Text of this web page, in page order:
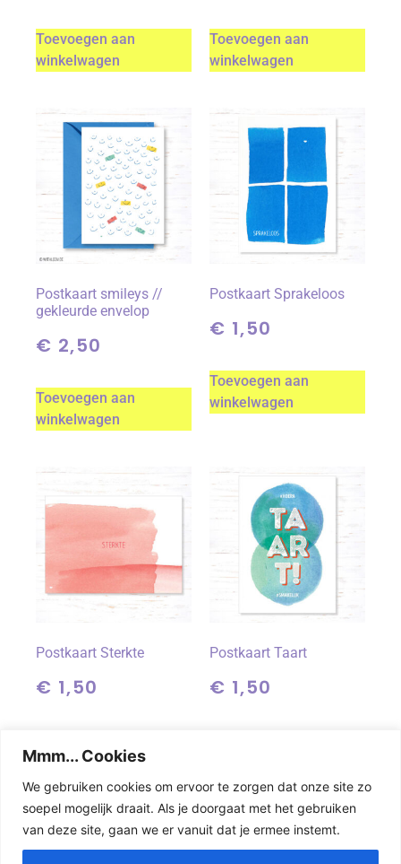
Mmm... Cookies
We gebruiken cookies om ervoor te zorgen dat onze site zo
soepel mogelijk draait. Als je doorgaat met het gebruiken
van deze site, gaan we er vanuit dat je ermee instemt.
Toevoegen aan
winkelwagen
Toevoegen aan
winkelwagen
Postkaart smileys //
gekleurde envelop
€ 2,50
Toevoegen aan
winkelwagen
Postkaart Sprakeloos
€ 1,50
Toevoegen aan
winkelwagen
Postkaart Sterkte
€ 1,50
winkelwagen
Postkaart Taart
€ 1,50
← 1 2 3 4 →